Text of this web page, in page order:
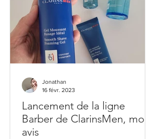
Lancement de la ligne
Barber de ClarinsMen, mon
avis
Jonathan
16 févr. 2023